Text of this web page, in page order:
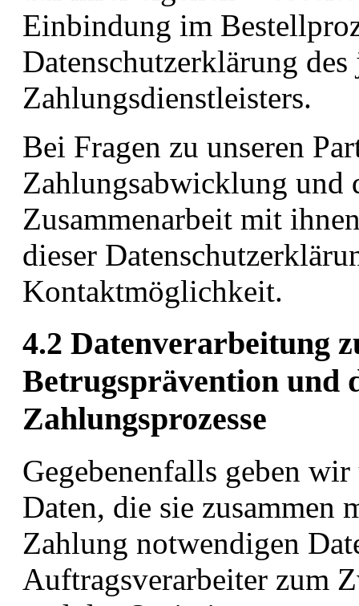
Einbindung im
Datenschutzerklärung
Zahlungsdienstleisters.
Bei Fragen zu unseren
Zahlungsabwicklung und
Zusammenarbeit mit
dieser
Kontaktmöglichkeit.
4.2 Datenverarbeitung
Betrugsprävention und
Zahlungsprozesse
Gegebenenfalls geben
Daten, die sie
Zahlung notwendigen
Auftragsverarbeiter zum